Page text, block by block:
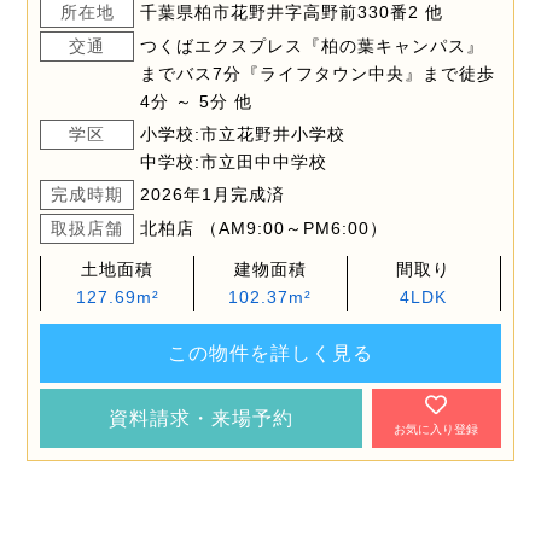
所在地
千葉県柏市花野井字高野前330番2 他
交通
つくばエクスプレス『柏の葉キャンパス』
までバス7分『ライフタウン中央』まで徒歩
4分 ～ 5分 他
学区
小学校:市立花野井小学校
中学校:市立田中中学校
完成時期
2026年1月完成済
取扱店舗
北柏店 （AM9:00～PM6:00）
土地面積
127.69m²
建物面積
102.37m²
間取り
4LDK
この物件を詳しく見る
資料請求・来場予約
お気に入り登録